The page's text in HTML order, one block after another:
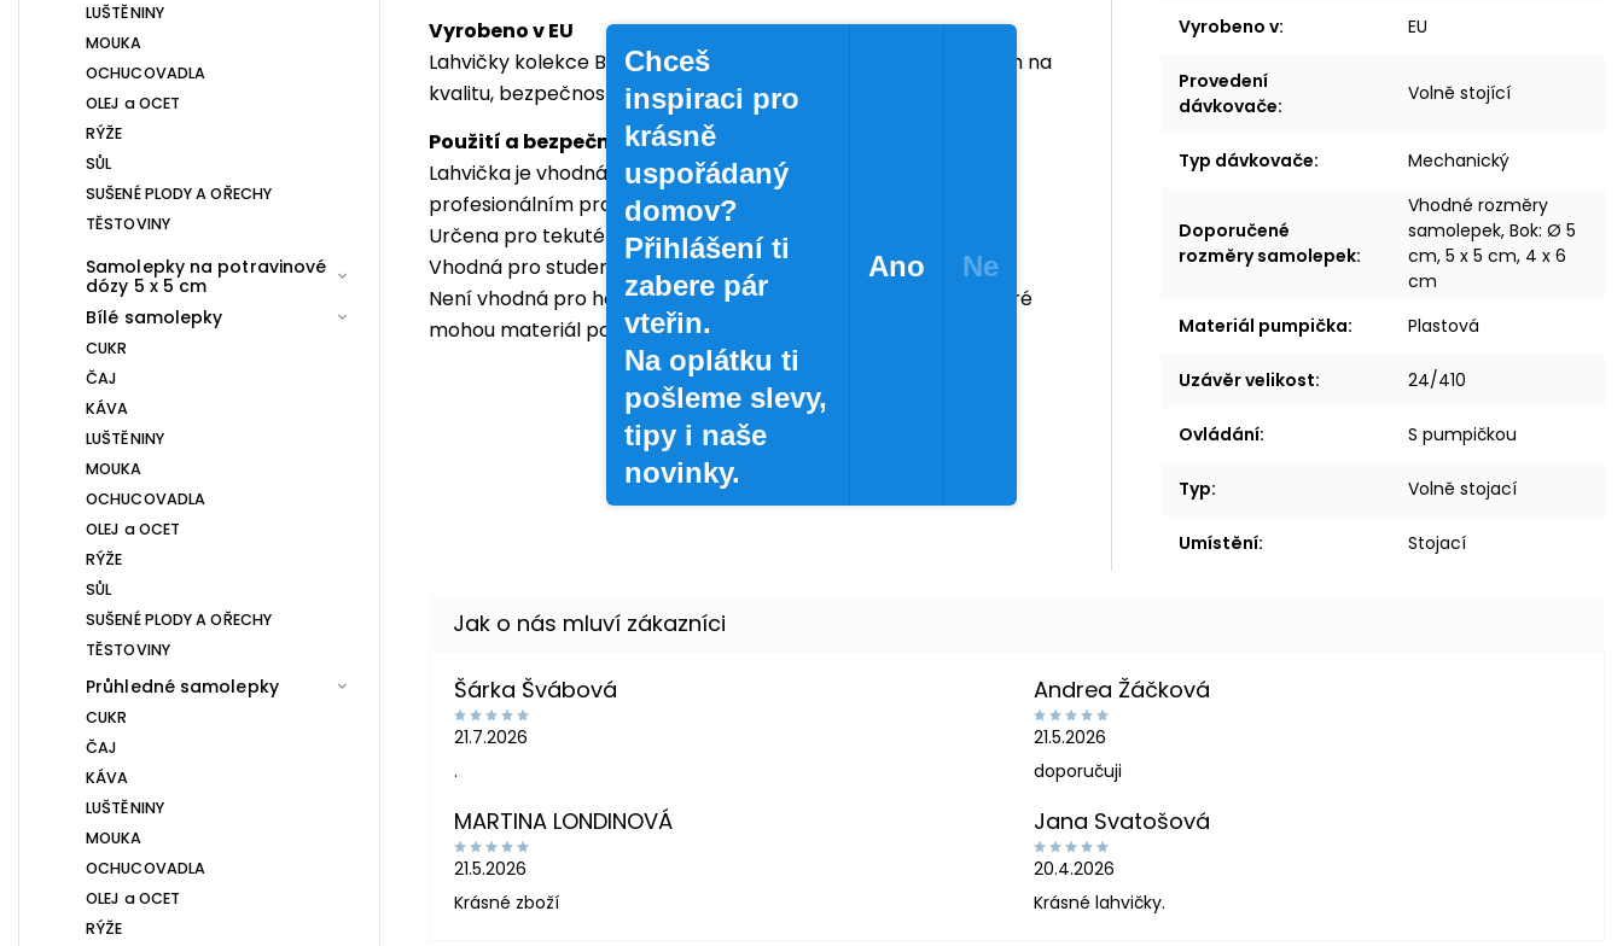
LUŠTĚNINY
MOUKA
OCHUCOVADLA
OLEJ a OCET
RÝŽE
SŮL
SUŠENÉ PLODY A OŘECHY
TĚSTOVINY
Samolepky na potravinové
dózy 5 x 5 cm
Bílé samolepky
CUKR
ČAJ
KÁVA
LUŠTĚNINY
MOUKA
OCHUCOVADLA
OLEJ a OCET
RÝŽE
SŮL
SUŠENÉ PLODY A OŘECHY
TĚSTOVINY
Průhledné samolepky
CUKR
ČAJ
KÁVA
LUŠTĚNINY
MOUKA
OCHUCOVADLA
OLEJ a OCET
RÝŽE
Vyrobeno v EU
Lahvičky kolekce BELA jsou vyrobeny v Evropské unii s důrazem na
kvalitu, bezpečnost a dlouhodobé používání.
Použití a bezpečnost
Lahvička je vhodná pro běžné použití v domácnosti i
profesionálním provozu.
Určena pro tekuté kosmetické a úklidové prostředky.
Vhodná pro studené a pokojové tekutiny.
Není vhodná pro horké plnění a agresivní chemické látky, které
mohou materiál poškodit.
Vyrobeno v: EU
Provedení
dávkovače:
Volně stojící
Typ dávkovače: Mechanický
Doporučené
rozměry samolepek:
Vhodné rozměry
samolepek, Bok: Ø 5
cm, 5 x 5 cm, 4 x 6
cm
Materiál pumpička: Plastová
Uzávěr velikost: 24/410
Ovládání: S pumpičkou
Typ: Volně stojací
Umístění: Stojací
Šárka Švábová
21.7.2026
.
Andrea Žáčková
21.5.2026
doporučuji
MARTINA LONDINOVÁ
21.5.2026
Krásné zboží
Jana Svatošová
20.4.2026
Krásné lahvičky.
Chceš
inspiraci pro
krásně
uspořádaný
domov?
Přihlášení ti
zabere pár
vteřin.
Na oplátku ti
pošleme slevy,
tipy i naše
novinky.
Ano Ne